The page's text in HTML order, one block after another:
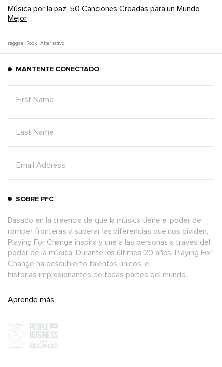
Música por la paz: 50 Canciones Creadas para un Mundo
Mejor
reggae, Rock , Alternativo
MANTENTE CONECTADO
SOBRE PFC
Basado en la creencia de que la música tiene el poder de
romper fronteras y superar las diferencias que nos dividen,
Playing For Change inspira y une a las personas a través del
poder de la música. Durante los últimos 20 años, Playing For
Change ha descubierto talentos únicos, e
historias impresionantes de todas partes del mundo.
Aprende más